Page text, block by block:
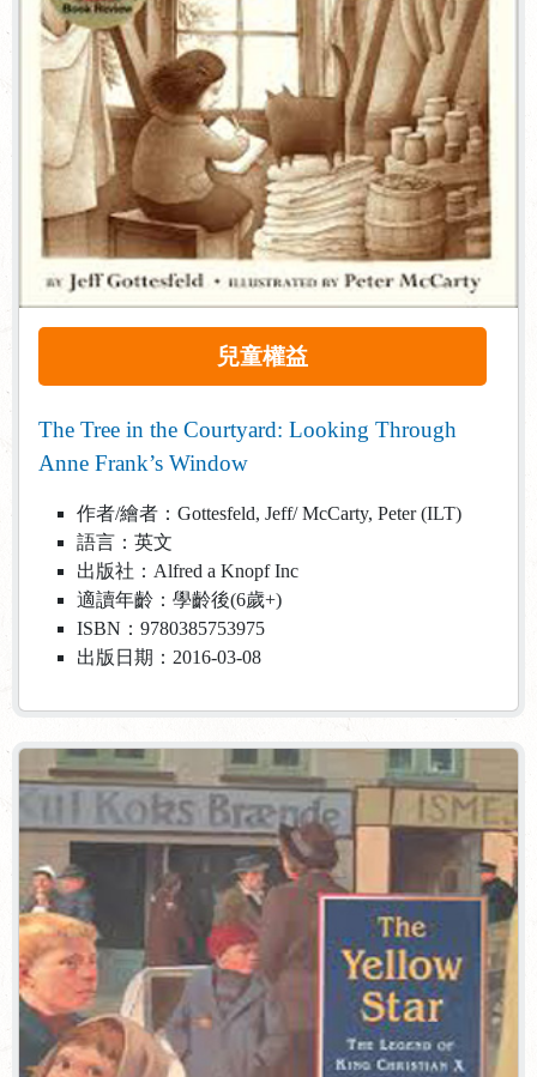
兒童權益
The Tree in the Courtyard: Looking Through
Anne Frank’s Window
作者/繪者：Gottesfeld, Jeff/ McCarty, Peter (ILT)
語言：英文
出版社：Alfred a Knopf Inc
適讀年齡：學齡後(6歲+)
ISBN：9780385753975
出版日期：2016-03-08